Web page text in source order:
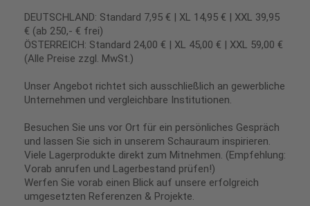
DEUTSCHLAND: Standard 7,95 € | XL 14,95 € | XXL 39,95
€ (ab 250,- € frei)
ÖSTERREICH: Standard 24,00 € | XL 45,00 € | XXL 59,00 €
(Alle Preise zzgl. MwSt.)
Unser Angebot richtet sich ausschließlich an gewerbliche
Unternehmen und vergleichbare Institutionen.
Besuchen Sie uns vor Ort für ein persönliches Gespräch
und lassen Sie sich in unserem Schauraum inspirieren.
Viele Lagerprodukte direkt zum Mitnehmen. (Empfehlung:
Vorab anrufen und Lagerbestand prüfen!)
Werfen Sie vorab einen Blick auf unsere erfolgreich
umgesetzten Referenzen & Projekte.